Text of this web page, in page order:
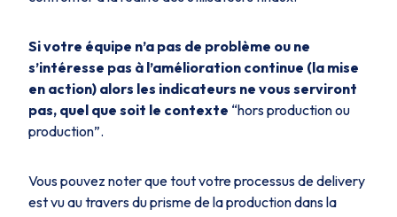
Si votre équipe n’a pas de problème ou ne
s’intéresse pas à l’amélioration continue (la mise
en action) alors les indicateurs ne vous serviront
pas, quel que soit le contexte “hors production ou
production”.
Vous pouvez noter que tout votre processus de delivery
est vu au travers du prisme de la production dans la